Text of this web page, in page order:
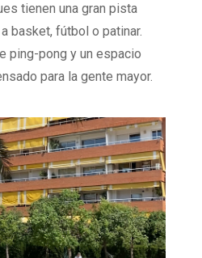
tienen una gran pista
basket, fútbol o patinar.
ping-pong y un espacio
para la gente mayor.